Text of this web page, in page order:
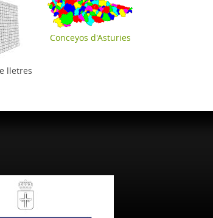
lletres
Conceyos d'Asturies